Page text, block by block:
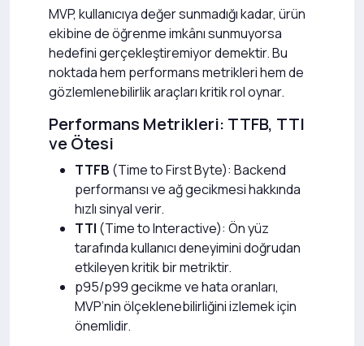
MVP, kullanıcıya değer sunmadığı kadar, ürün
ekibine de öğrenme imkânı sunmuyorsa
hedefini gerçekleştiremiyor demektir. Bu
noktada hem performans metrikleri hem de
gözlemlenebilirlik araçları kritik rol oynar.
Performans Metrikleri: TTFB, TTI
ve Ötesi
TTFB (Time to First Byte): Backend
performansı ve ağ gecikmesi hakkında
hızlı sinyal verir.
TTI (Time to Interactive): Ön yüz
tarafında kullanıcı deneyimini doğrudan
etkileyen kritik bir metriktir.
p95/p99 gecikme ve hata oranları,
MVP’nin ölçeklenebilirliğini izlemek için
önemlidir.